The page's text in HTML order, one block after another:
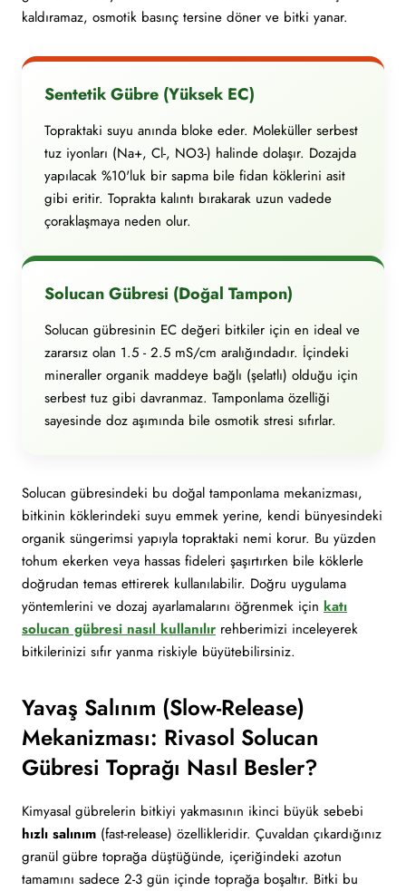
kaldıramaz, osmotik basınç tersine döner ve bitki yanar.
Sentetik Gübre (Yüksek EC)
Topraktaki suyu anında bloke eder. Moleküller serbest
tuz iyonları (Na+, Cl-, NO3-) halinde dolaşır. Dozajda
yapılacak %10'luk bir sapma bile fidan köklerini asit
gibi eritir. Toprakta kalıntı bırakarak uzun vadede
çoraklaşmaya neden olur.
Solucan Gübresi (Doğal Tampon)
Solucan gübresinin EC değeri bitkiler için en ideal ve
zararsız olan 1.5 - 2.5 mS/cm aralığındadır. İçindeki
mineraller organik maddeye bağlı (şelatlı) olduğu için
serbest tuz gibi davranmaz. Tamponlama özelliği
sayesinde doz aşımında bile osmotik stresi sıfırlar.
Solucan gübresindeki bu doğal tamponlama mekanizması,
bitkinin köklerindeki suyu emmek yerine, kendi bünyesindeki
organik süngerimsi yapıyla topraktaki nemi korur. Bu yüzden
tohum ekerken veya hassas fideleri şaşırtırken bile köklerle
doğrudan temas ettirerek kullanılabilir. Doğru uygulama
yöntemlerini ve dozaj ayarlamalarını öğrenmek için katı
solucan gübresi nasıl kullanılır rehberimizi inceleyerek
bitkilerinizi sıfır yanma riskiyle büyütebilirsiniz.
Yavaş Salınım (Slow-Release)
Mekanizması: Rivasol Solucan
Gübresi Toprağı Nasıl Besler?
Kimyasal gübrelerin bitkiyi yakmasının ikinci büyük sebebi
hızlı salınım (fast-release) özellikleridir. Çuvaldan çıkardığınız
granül gübre toprağa düştüğünde, içeriğindeki azotun
tamamını sadece 2-3 gün içinde toprağa boşaltır. Bitki bu